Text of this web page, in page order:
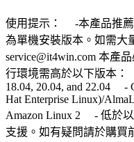
使用提示： -本產品推
為單機安裝版本。如需大
service@it4win.com 本產
行環境需高於以下版本
18.04, 20.04, and 22.04 -
Hat Enterprise Linux)/
Amazon Linux 2 - 低於
支援。如有疑問請於購買